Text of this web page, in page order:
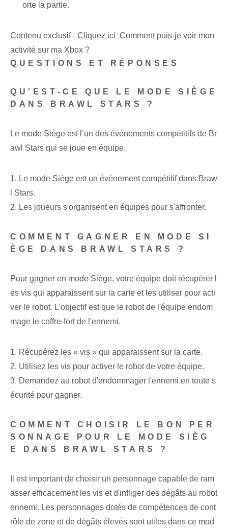
orte la partie.
Contenu exclusif - Cliquez ici Comment puis-je voir mon
activité sur ma Xbox ?
QUESTIONS ET RÉPONSES
QU'EST-CE QUE LE MODE SIÈGE
DANS BRAWL STARS ?
Le mode Siège est l’un des événements compétitifs de Br
awl Stars qui se joue en équipe.
1. Le mode Siège est un événement compétitif dans Braw
l Stars.
2. Les joueurs s'organisent en équipes pour s'affronter.
COMMENT GAGNER EN MODE SI
ÈGE DANS BRAWL STARS ?
Pour gagner en mode Siège, votre équipe doit récupérer l
es vis qui apparaissent sur la carte et les utiliser pour acti
ver le robot. L'objectif est que le robot de l'équipe endom
mage le coffre-fort de l'ennemi.
1. Récupérez les « vis » qui apparaissent sur la carte.
2. Utilisez les vis pour activer le robot de votre équipe.
3. Demandez au robot d'endommager l'ennemi en toute s
écurité pour gagner.
COMMENT CHOISIR LE BON PER
SONNAGE POUR LE MODE SIÈG
E DANS BRAWL STARS ?
Il est important de choisir un personnage capable de ram
asser efficacement les vis et d'infliger des dégâts au robot
ennemi. Les personnages dotés de compétences de cont
rôle de zone et de dégâts élevés sont utiles dans ce mod